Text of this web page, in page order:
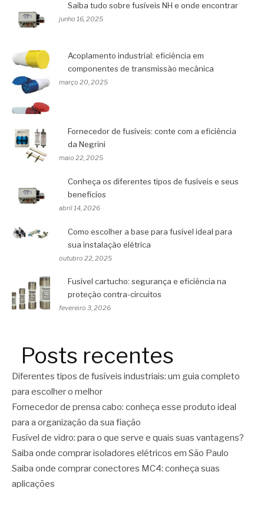
Saiba tudo sobre fusíveis NH e onde encontrar
junho 16, 2025
Acoplamento industrial: eficiência em
componentes de transmissão mecânica
março 20, 2025
Fornecedor de fusíveis: conte com a eficiência
da Negrini
maio 22, 2025
Conheça os diferentes tipos de fusíveis e seus
benefícios
abril 14, 2026
Como escolher a base para fusível ideal para
sua instalação elétrica
outubro 22, 2025
Fusível cartucho: segurança e eficiência na
proteção contra-circuitos
fevereiro 3, 2026
Posts recentes
Diferentes tipos de fusíveis industriais: um guia completo
para escolher o melhor
Fornecedor de prensa cabo: conheça esse produto ideal
para a organização da sua fiação
Fusível de vidro: para o que serve e quais suas vantagens?
Saiba onde comprar isoladores elétricos em São Paulo
Saiba onde comprar conectores MC4: conheça suas
aplicações